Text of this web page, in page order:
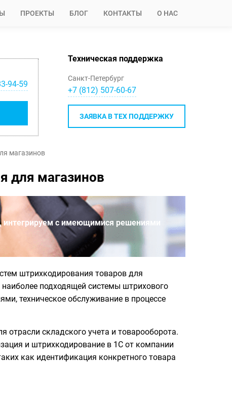
ПРОЕКТЫ БЛОГ КОНТАКТЫ О НАС
94-59
Техническая поддержка
Санкт-Петербург
+7 (812) 507-60-67
ЗАЯВКА В ТЕХ ПОДДЕРЖКУ
магазинов
для магазинов
с имеющимися решениями
штрихкодирования товаров для
подходящей системы штрихового
техническое обслуживание в процессе
складского учета и товарооборота.
и штрихкодирование в 1С от компании
как идентификация конкретного товара